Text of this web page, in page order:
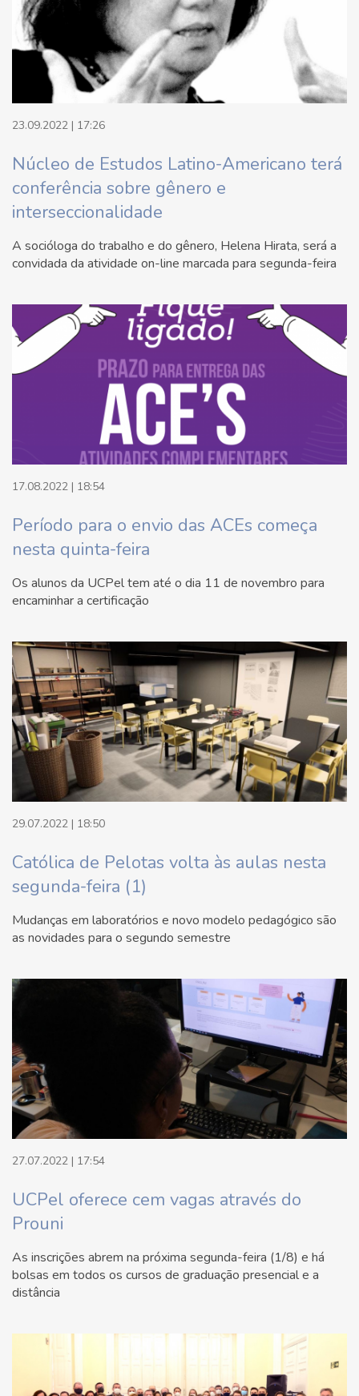
23.09.2022 | 17:26
Núcleo de Estudos Latino-Americano terá
conferência sobre gênero e
interseccionalidade
A socióloga do trabalho e do gênero, Helena Hirata, será a
convidada da atividade on-line marcada para segunda-feira
17.08.2022 | 18:54
Período para o envio das ACEs começa
nesta quinta-feira
Os alunos da UCPel tem até o dia 11 de novembro para
encaminhar a certificação
29.07.2022 | 18:50
Católica de Pelotas volta às aulas nesta
segunda-feira (1)
Mudanças em laboratórios e novo modelo pedagógico são
as novidades para o segundo semestre
27.07.2022 | 17:54
UCPel oferece cem vagas através do
Prouni
As inscrições abrem na próxima segunda-feira (1/8) e há
bolsas em todos os cursos de graduação presencial e a
distância